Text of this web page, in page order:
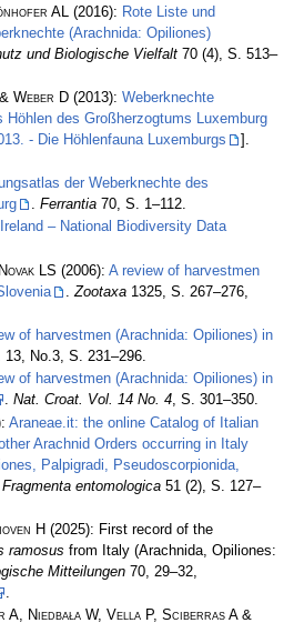
AL
(2016): Rote Liste und
(Arachnida: Opiliones)
und Biologische Vielfalt 70 (4), S. 513–
Weber D (2013): Weberknechte
Höhlen des Großherzogtums Luxemburg
- Die Höhlenfauna Luxemburgs
].
der Weberknechte des
. Ferrantia 70, S. 1–112.
– National Biodiversity Data
LS (2006): A review of harvestmen
Zootaxa 1325, S. 267–276,
of harvestmen (Arachnida: Opiliones) in
13, No.3, S. 231–296.
of harvestmen (Arachnida: Opiliones) in
. Nat. Croat. Vol. 14 No. 4, S. 301–350.
Araneae.it: the online Catalog of Italian
Arachnid Orders occurring in Italy
Palpigradi, Pseudoscorpionida,
Fragmenta entomologica 51 (2), S. 127–
H (2025): First record of the
ramosus from Italy (Arachnida, Opiliones:
Mitteilungen 70, 29–32,
Niedbała W, Vella P, Sciberras A &